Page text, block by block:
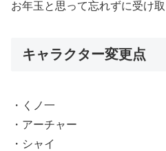
お年玉と思って忘れずに受け
キャラクター変更点
・くノ一
・アーチャー
・シャイ